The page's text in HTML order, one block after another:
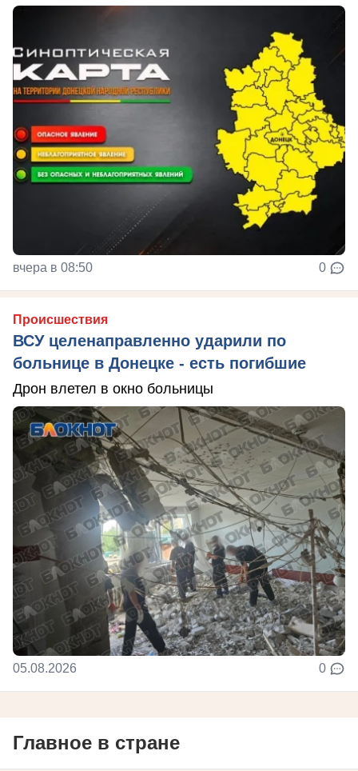
вчера в 08:50 0
Происшествия
ВСУ целенаправленно ударили по
больнице в Донецке - есть погибшие
Дрон влетел в окно больницы
05.08.2026 0
Главное в стране